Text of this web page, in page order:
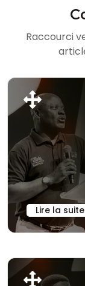
Raccourci
Lire la suite